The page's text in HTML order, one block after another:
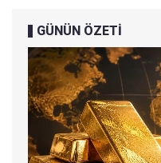
GÜNÜN ÖZETİ